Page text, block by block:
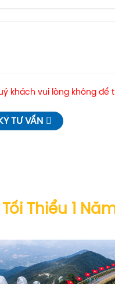
khách vui lòng không để
TƯ VẤN
Thiểu 1